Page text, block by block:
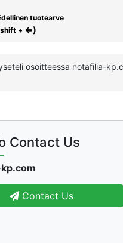
tuotearve
+ ⇐)
osoitteessa notafilia-
Contact Us
Contact Us